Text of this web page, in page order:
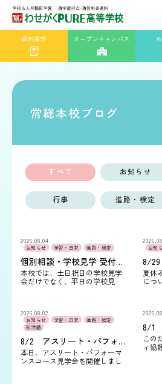
資料請求 オープンキャンパス
常総本校ブログ
すべて お知らせ
行事 進路・検定
2026.08.04
お知らせ 学習・日常 進路・検定
個別相談・学校見学 受付中！
本校では、土日祝日の学校見学
会だけでなく、平日の学校見
について相談した…
お知
夏休
につ
生…
2026.08.02
お知らせ 学習・日常
進路・検定
部活動
8/2 アスリート・パフォーマンスコース見学会を開催しました。
本日、アスリート・パフォーマ
ンスコース見学会を開催しまし
この
ィ協